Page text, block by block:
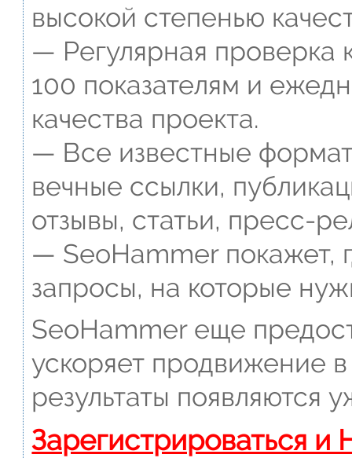
высокой степенью
— Регулярная проверка
100 показателям и
качества проекта.
— Все известные
вечные ссылки,
отзывы, статьи, пресс-
— SeoHammer покажет,
запросы, на которые
SeoHammer еще
ускоряет продвижение
результаты появляются
Зарегистрироваться и